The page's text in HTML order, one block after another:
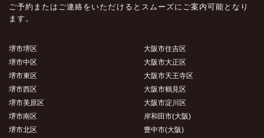
ご予約またはご連絡をいただけるとスムーズにご案内可能となり
ます。
堺市堺区
堺市中区
堺市東区
堺市西区
堺市美原区
堺市南区
堺市北区
大阪市住吉区
大阪市大正区
大阪市天王寺区
大阪市鶴見区
大阪市淀川区
岸和田市(大阪)
豊中市(大阪)